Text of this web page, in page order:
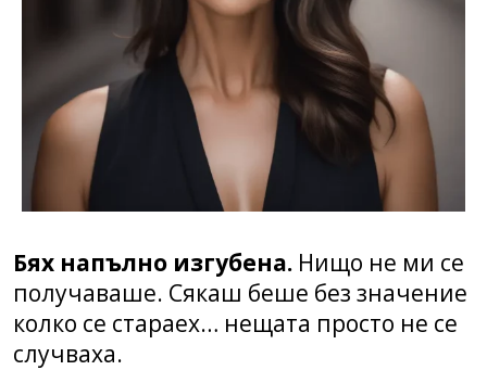
Бях напълно изгубена. Нищо не ми се
получаваше. Сякаш беше без значение
колко се стараех… нещата просто не се
случваха.